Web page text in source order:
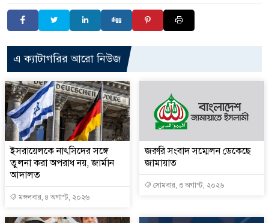
এ ক্যাটাগরির আরো নিউজ
ইসরায়েলকে নাৎসিদের সঙ্গে
তুলনা করা অপরাধ নয়, জার্মান
আদালত
মঙ্গলবার, ৪ অগাস্ট, ২০২৬
জরুরি সংবাদ সম্মেলন ডেকেছে
জামায়াত
সোমবার, ৩ অগাস্ট, ২০২৬